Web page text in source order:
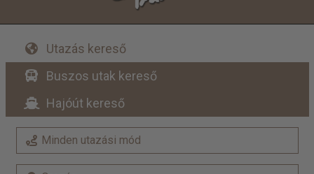
Utazás kereső
Buszos utak kereső
Hajóút kereső